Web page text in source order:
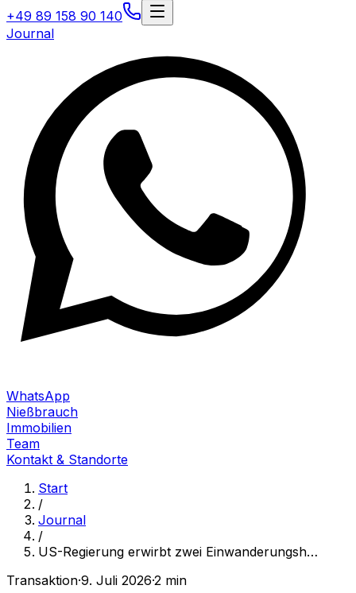
+49 89 158 90 140
Journal
WhatsApp
Nießbrauch
Immobilien
Team
Kontakt & Standorte
Start
/
Journal
/
US-Regierung erwirbt zwei Einwanderungsh…
Transaktion·9. Juli 2026·2 min